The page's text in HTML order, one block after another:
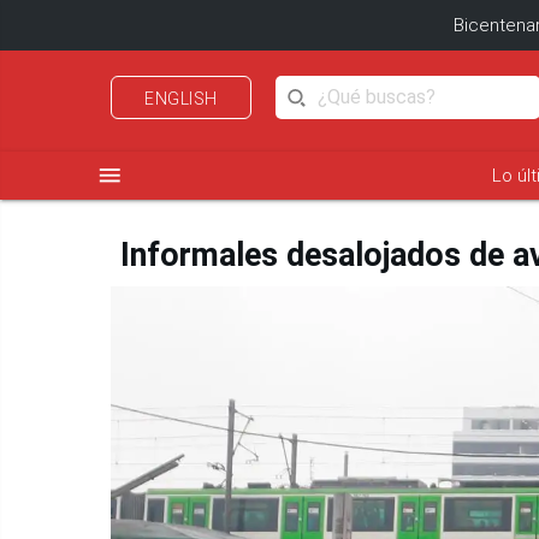
ENGLISH
menu Lo
Informales desalojados de